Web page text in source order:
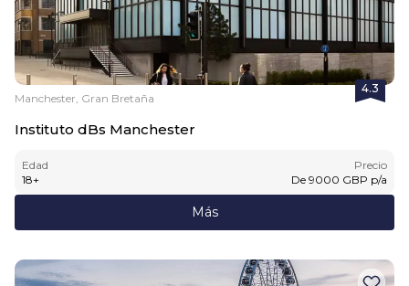
4.3
Manchester, Gran Bretaña
Instituto dBs Manchester
Edad
18+
Precio
De 9000 GBP p/a
Más